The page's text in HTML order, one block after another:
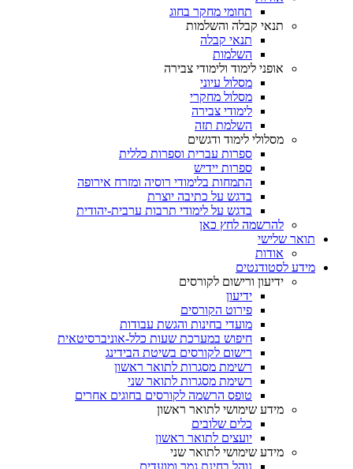
תחומי מחקר בחוג
תנאי קבלה והשלמות
תנאי קבלה
השלמות
אופני לימוד ולימודי צבירה
מסלול עיוני
מסלול מחקרי
לימודי צבירה
השלמת תזה
מסלולי לימוד ודגשים
ספרות עברית וספרות כללית
ספרות יידיש
התמחות בלימודי רוסיה ומזרח אירופה
בדגש על כתיבה יוצרת
בדגש על לימודי תרבות ערבית-יהודית
להרשמה לחץ כאן
תואר שלישי
אודות
מידע לסטודנטים
ידיעון ורישום לקורסים
ידיעון
פירוט הקורסים
מועדי בחינות והגשת עבודות
חיפוש במערכת שעות כלל-אוניברסיטאית
רישום לקורסים בשיטת הבידינג
רשימת מסגרות לתואר ראשון
רשימת מסגרות לתואר שני
טופס הרשמה לקורסים בחוגים אחרים
מידע שימושי לתואר ראשון
כלים שלובים
יועצים לתואר ראשון
מידע שימושי לתואר שני
נוהל בחינת גמר ומועדים